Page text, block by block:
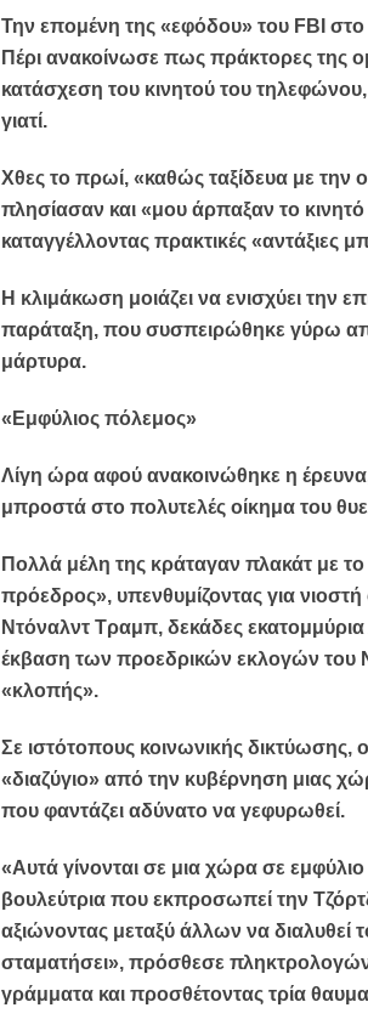
Την επομένη της «εφόδου» του FBI
Πέρι ανακοίνωσε πως πράκτορες της
κατάσχεση του κινητού του
γιατί.
Χθες το πρωί, «καθώς ταξίδευα με την
πλησίασαν και «μου άρπαξαν το
καταγγέλλοντας πρακτικές «αντάξιες
Η κλιμάκωση μοιάζει να ενισχύει την
παράταξη, που συσπειρώθηκε γύρω
μάρτυρα.
«Εμφύλιος πόλεμος»
Λίγη ώρα αφού ανακοινώθηκε η
μπροστά στο πολυτελές οίκημα του
Πολλά μέλη της κράταγαν πλακάτ με
πρόεδρος», υπενθυμίζοντας για
Ντόναλντ Τραμπ, δεκάδες
έκβαση των προεδρικών εκλογών του
«κλοπής».
Σε ιστότοπους κοινωνικής δικτύωσης,
«διαζύγιο» από την κυβέρνηση μιας
που φαντάζει αδύνατο να γεφυρωθεί.
«Αυτά γίνονται σε μια χώρα σε
βουλεύτρια που εκπροσωπεί την
αξιώνοντας μεταξύ άλλων να διαλυθεί
σταματήσει», πρόσθεσε
γράμματα και προσθέτοντας τρία